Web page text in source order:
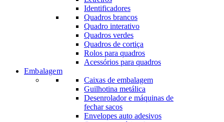
Identificadores
Quadros brancos
Quadro interativo
Quadros verdes
Quadros de cortiça
Rolos para quadros
Acessórios para quadros
Embalagem
Caixas de embalagem
Guilhotina metálica
Desenrolador e máquinas de
fechar sacos
Envelopes auto adesivos